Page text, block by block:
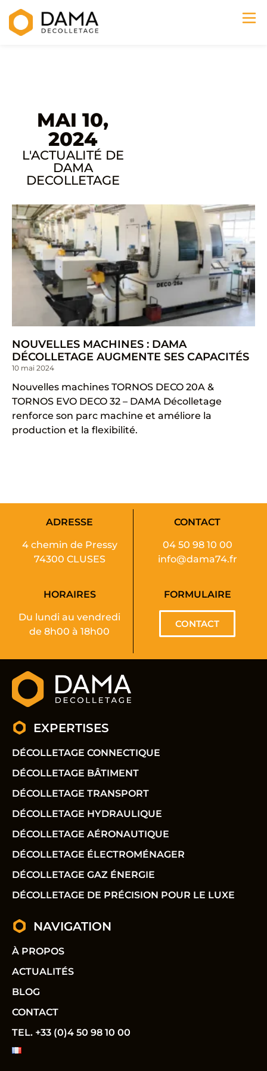
MAI 10,
2024
L'ACTUALITÉ DE
DAMA
DECOLLETAGE
NOUVELLES MACHINES : DAMA
DÉCOLLETAGE AUGMENTE SES CAPACITÉS
10 mai 2024
Nouvelles machines TORNOS DECO 20A &
TORNOS EVO DECO 32 – DAMA Décolletage
renforce son parc machine et améliore la
production et la flexibilité.
ADRESSE
4 chemin de Pressy
74300 CLUSES
CONTACT
04 50 98 10 00
info@dama74.fr
HORAIRES
Du lundi au vendredi
de 8h00 à 18h00
FORMULAIRE
CONTACT
EXPERTISES
DÉCOLLETAGE CONNECTIQUE
DÉCOLLETAGE BÂTIMENT
DÉCOLLETAGE TRANSPORT
DÉCOLLETAGE HYDRAULIQUE
DÉCOLLETAGE AÉRONAUTIQUE
DÉCOLLETAGE ÉLECTROMÉNAGER
DÉCOLLETAGE GAZ ÉNERGIE
DÉCOLLETAGE DE PRÉCISION POUR LE LUXE
NAVIGATION
À PROPOS
ACTUALITÉS
BLOG
CONTACT
TEL. +33 (0)4 50 98 10 00